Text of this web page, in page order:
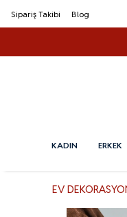
Sipariş Takibi Blog
KADIN ERKEK
EV